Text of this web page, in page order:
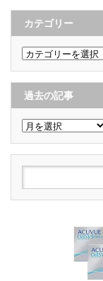
カテゴリー
カ
テ
ゴ
リ
ー
過去の記事
過
去
の
記
事